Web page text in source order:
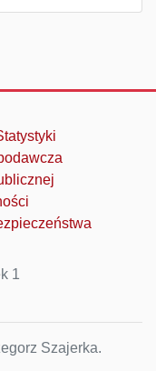
1
Szajerka.